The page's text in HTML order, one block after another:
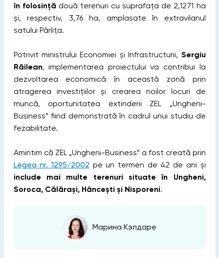
în folosință două terenuri cu suprafața de 2,1271 ha
și, respectiv, 3,76 ha, amplasate în extravilanul
satului Pârlița.
Potrivit ministrului Economiei și Infrastructurii, Sergiu
Răilean, implementarea proiectului va contribui la
dezvoltarea economică în această zonă prin
atragerea investițiilor și crearea noilor locuri de
muncă, oportunitatea extinderii ZEL „Ungheni-
Business” fiind demonstrată în cadrul unui studiu de
fezabilitate.
Amintim că ZEL „Ungheni-Business” a fost creată prin
Legea nr. 1295/2002pe un termen de 42 de ani și
include mai multe terenuri situate în Ungheni,
Soroca, Călărași, Hâncești și Nisporeni.
Марина Кэлдаре